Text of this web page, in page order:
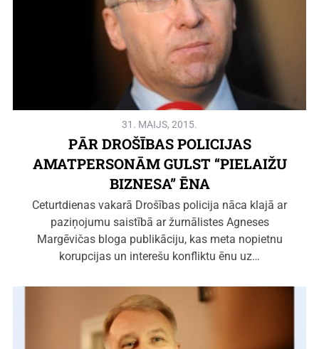
31. MAIJS, 2015.
PĀR DROŠĪBAS POLICIJAS
AMATPERSONĀM GULST “PIELAIŽU
BIZNESA” ĒNA
Ceturtdienas vakarā Drošības policija nāca klajā ar
paziņojumu saistībā ar žurnālistes Agneses
Margēvičas bloga publikāciju, kas meta nopietnu
korupcijas un interešu konfliktu ēnu uz…